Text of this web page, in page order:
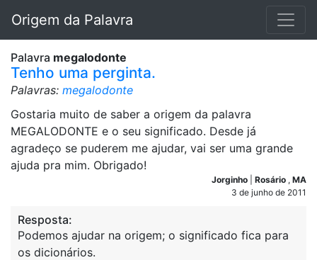
Origem da Palavra
Palavra megalodonte
Tenho uma perginta.
Palavras: megalodonte
Gostaria muito de saber a origem da palavra
MEGALODONTE e o seu significado. Desde já
agradeço se puderem me ajudar, vai ser uma grande
ajuda pra mim. Obrigado!
Jorginho Rosário , MA
3 de junho de 2011
Resposta:
Podemos ajudar na origem; o significado fica para
os dicionários.